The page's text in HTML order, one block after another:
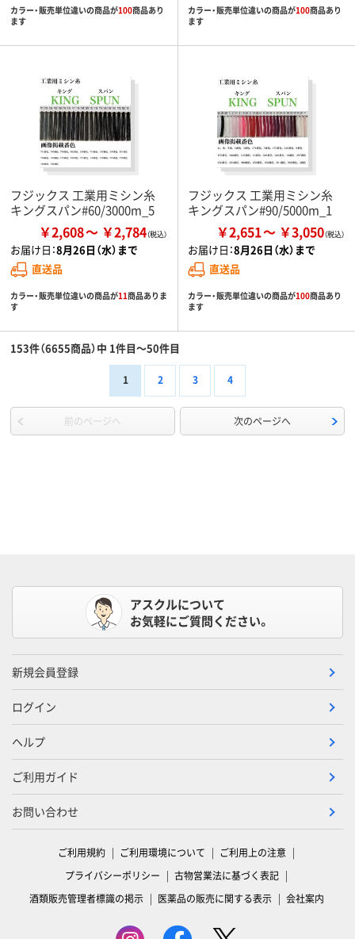
カラー・販売単位違いの商品が100商品あり
ます
カラー・販売単位違いの商品が100商品あり
ます
フジックス 工業用ミシン糸
キングスパン#60/3000m_5
￥2,608 ￥2,784
お届け日：8月26日（水）まで
直送品
カラー・販売単位違いの商品が11商品ありま
す
フジックス 工業用ミシン糸
キングスパン#90/5000m_1
￥2,651 ￥3,050
お届け日：8月26日（水）まで
直送品
カラー・販売単位違いの商品が100商品あり
ます
153件（6655商品）中 1件目～50件目
1 2 3 4
前のページへ 次のページへ
アスクルについて
お気軽にご質問ください。
新規会員登録
ログイン
ヘルプ
ご利用ガイド
お問い合わせ
ご利用規約 ご利用環境について
ご利用上の注意
プライバシーポリシー
古物営業法に基づく表記
酒類販売管理者標識の掲示
医薬品の販売に関する表示 会社案内